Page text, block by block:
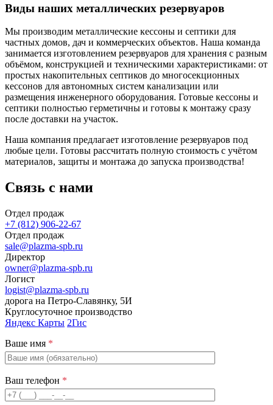
Виды наших металлических резервуаров
Мы производим металлические кессоны и септики для
частных домов, дач и коммерческих объектов. Наша команда
занимается изготовлением резервуаров для хранения с разным
объёмом, конструкцией и техническими характеристиками: от
простых накопительных септиков до многосекционных
кессонов для автономных систем канализации или
размещения инженерного оборудования. Готовые кессоны и
септики полностью герметичны и готовы к монтажу сразу
после доставки на участок.
Наша компания предлагает изготовление резервуаров под
любые цели. Готовы рассчитать полную стоимость с учётом
материалов, защиты и монтажа до запуска производства!
Связь с нами
Отдел продаж
+7 (812) 906-22-67
Отдел продаж
sale@plazma-spb.ru
Директор
owner@plazma-spb.ru
Логист
logist@plazma-spb.ru
дорога на Петро-Славянку, 5И
Круглосуточное производство
Яндекс Карты 2Гис
Ваше имя *
Ваш телефон *